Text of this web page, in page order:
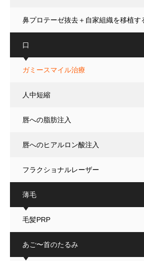
鼻プロテーゼ抜去＋自家組織を移植す
口
ガミースマイル治療
人中短縮
唇への脂肪注入
唇へのヒアルロン酸注入
フラクショナルレーザー
薄毛
毛髪PRP
あご〜首のたるみ